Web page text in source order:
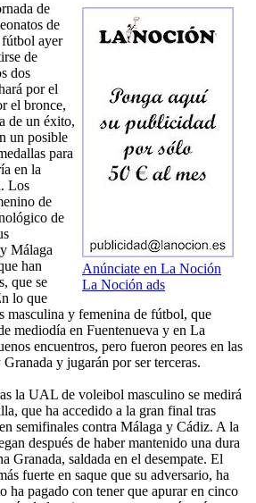
Anúnciate en La Noción
La Noción ads
de
de
ayer
de
dos
por el
el bronce,
de un éxito,
un posible
para
en la
Los
de
de
Málaga
han
que se
lo que
masculina y femenina de fútbol, que
mediodía en Fuentenueva y en La
encuentros, pero fueron peores en las
y jugarán por ser terceras.
la UAL de voleibol masculino se medirá
que ha accedido a la gran final tras
semifinales contra Málaga y Cádiz. A la
después de haber mantenido una dura
Granada, saldada en el desempate. El
fuerte en saque que su adversario, ha
ha pagado con tener que apurar en cinco